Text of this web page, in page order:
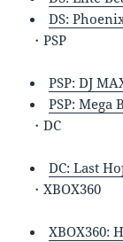
DS:
・PSP
PSP: DJ
PSP: Mega
・DC
DC: Last
・XBOX360
XBOX360: